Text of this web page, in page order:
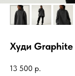
Худи
13 500 р.